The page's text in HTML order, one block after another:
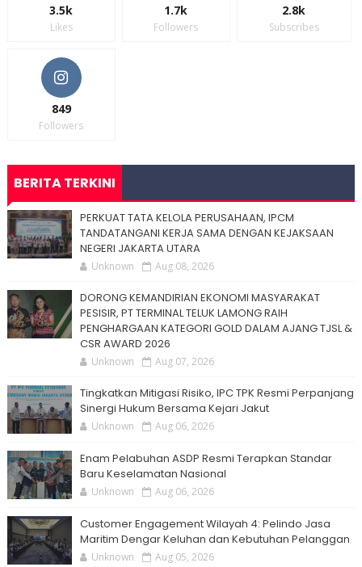
3.5k
Likes
1.7k
Followers
2.8k
Subscribes
849
Followers
BERITA TERKINI
PERKUAT TATA KELOLA PERUSAHAAN, IPCM
TANDATANGANI KERJA SAMA DENGAN KEJAKSAAN
NEGERI JAKARTA UTARA
Unknown Aug 08, 2026
DORONG KEMANDIRIAN EKONOMI MASYARAKAT
PESISIR, PT TERMINAL TELUK LAMONG RAIH
PENGHARGAAN KATEGORI GOLD DALAM AJANG TJSL &
CSR AWARD 2026
Unknown Aug 07, 2026
Tingkatkan Mitigasi Risiko, IPC TPK Resmi Perpanjang
Sinergi Hukum Bersama Kejari Jakut
Unknown Aug 06, 2026
Enam Pelabuhan ASDP Resmi Terapkan Standar
Baru Keselamatan Nasional
Unknown Aug 06, 2026
Customer Engagement Wilayah 4: Pelindo Jasa
Maritim Dengar Keluhan dan Kebutuhan Pelanggan
Unknown Aug 05, 2026